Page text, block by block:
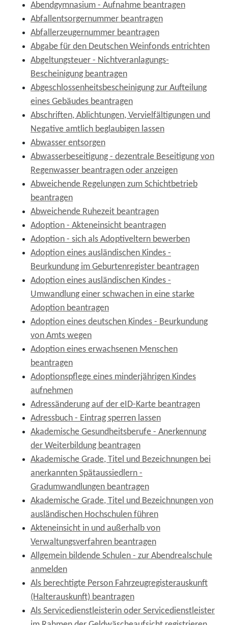
Abendgymnasium - Aufnahme beantragen
Abfallentsorgernummer beantragen
Abfallerzeugernummer beantragen
Abgabe für den Deutschen Weinfonds entrichten
Abgeltungsteuer - Nichtveranlagungs-
Bescheinigung beantragen
Abgeschlossenheitsbescheinigung zur Aufteilung
eines Gebäudes beantragen
Abschriften, Ablichtungen, Vervielfältigungen und
Negative amtlich beglaubigen lassen
Abwasser entsorgen
Abwasserbeseitigung - dezentrale Beseitigung von
Regenwasser beantragen oder anzeigen
Abweichende Regelungen zum Schichtbetrieb
beantragen
Abweichende Ruhezeit beantragen
Adoption - Akteneinsicht beantragen
Adoption - sich als Adoptiveltern bewerben
Adoption eines ausländischen Kindes -
Beurkundung im Geburtenregister beantragen
Adoption eines ausländischen Kindes -
Umwandlung einer schwachen in eine starke
Adoption beantragen
Adoption eines deutschen Kindes - Beurkundung
von Amts wegen
Adoption eines erwachsenen Menschen
beantragen
Adoptionspflege eines minderjährigen Kindes
aufnehmen
Adressänderung auf der eID-Karte beantragen
Adressbuch - Eintrag sperren lassen
Akademische Gesundheitsberufe - Anerkennung
der Weiterbildung beantragen
Akademische Grade, Titel und Bezeichnungen bei
anerkannten Spätaussiedlern -
Gradumwandlungen beantragen
Akademische Grade, Titel und Bezeichnungen von
ausländischen Hochschulen führen
Akteneinsicht in und außerhalb von
Verwaltungsverfahren beantragen
Allgemein bildende Schulen - zur Abendrealschule
anmelden
Als berechtigte Person Fahrzeugregisterauskunft
(Halterauskunft) beantragen
Als Servicedienstleisterin oder Servicedienstleister